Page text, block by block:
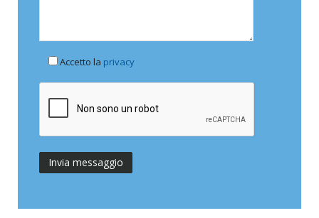
Accetto la privacy